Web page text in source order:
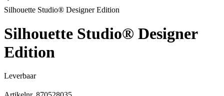
Silhouette Studio® Designer Edition
Silhouette Studio® Designer
Edition
Leverbaar